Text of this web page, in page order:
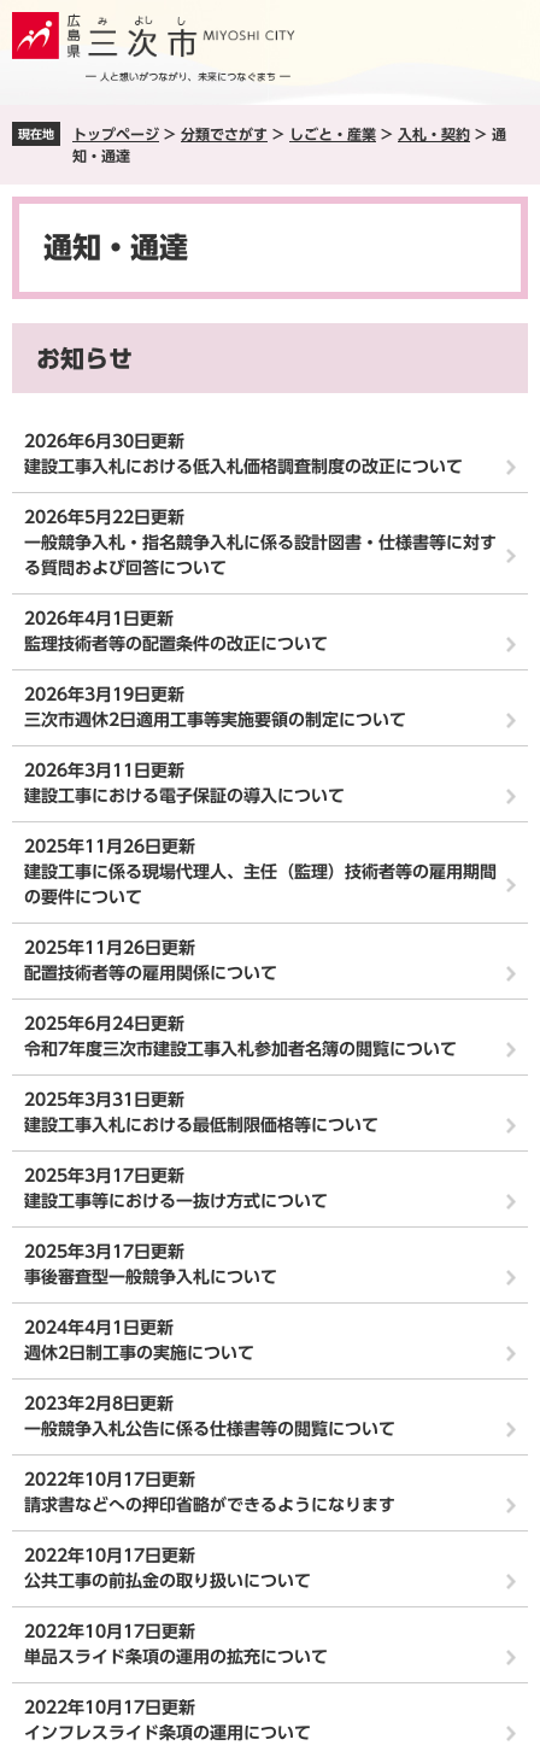
ペ
ジ
メ
ュ
現在地 トップページ > 分類でさがす > しごと・産業 > 入札・契約 > 通
知・通達
本
通知・通達
お知らせ
2026年6月30日更新
建設工事入札における低入札価格調査制度の改正について
2026年5月22日更新
一般競争入札・指名競争入札に係る設計図書・仕様書等に対す
る質問および回答について
2026年4月1日更新
監理技術者等の配置条件の改正について
2026年3月19日更新
三次市週休2日適用工事等実施要領の制定について
2026年3月11日更新
建設工事における電子保証の導入について
2025年11月26日更新
建設工事に係る現場代理人、主任（監理）技術者等の雇用期間
の要件について
2025年11月26日更新
配置技術者等の雇用関係について
2025年6月24日更新
令和7年度三次市建設工事入札参加者名簿の閲覧について
2025年3月31日更新
建設工事入札における最低制限価格等について
2025年3月17日更新
建設工事等における一抜け方式について
2025年3月17日更新
事後審査型一般競争入札について
2024年4月1日更新
週休2日制工事の実施について
2023年2月8日更新
一般競争入札公告に係る仕様書等の閲覧について
2022年10月17日更新
請求書などへの押印省略ができるようになります
2022年10月17日更新
公共工事の前払金の取り扱いについて
2022年10月17日更新
単品スライド条項の運用の拡充について
2022年10月17日更新
インフレスライド条項の運用について